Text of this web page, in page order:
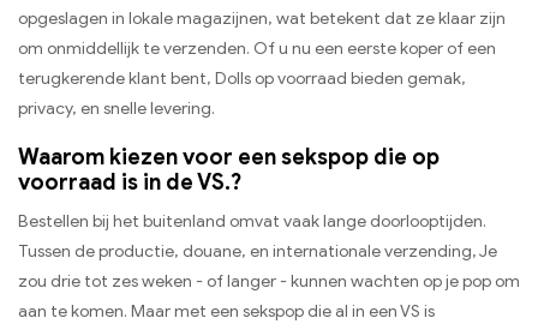
opgeslagen in lokale magazijnen, wat betekent dat ze klaar zijn
om onmiddellijk te verzenden. Of u nu een eerste koper of een
terugkerende klant bent, Dolls op voorraad bieden gemak,
privacy, en snelle levering.
Waarom kiezen voor een sekspop die op
voorraad is in de VS.?
Bestellen bij het buitenland omvat vaak lange doorlooptijden.
Tussen de productie, douane, en internationale verzending, Je
zou drie tot zes weken - of langer - kunnen wachten op je pop om
aan te komen. Maar met een sekspop die al in een VS is